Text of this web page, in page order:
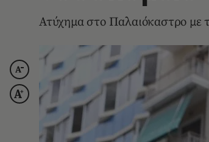
Ατύχημα στο Παλαιόκαστρο με